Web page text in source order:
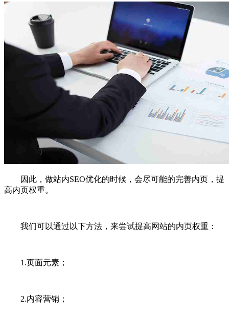
因此，做站内SEO优化的时候，会尽可能的完善内页，提
高内页权重。
我们可以通过以下方法，来尝试提高网站的内页权重：
1.页面元素；
2.内容营销；